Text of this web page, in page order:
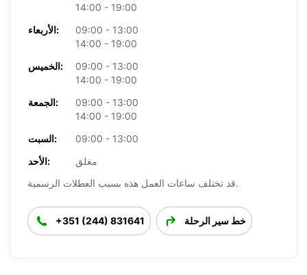
14:00 - 19:00
الأربعاء:
09:00 - 13:00
14:00 - 19:00
الخميس:
09:00 - 13:00
14:00 - 19:00
الجمعة:
09:00 - 13:00
14:00 - 19:00
السبت:
09:00 - 13:00
الأحد:
مغلق
قد تختلف ساعات العمل هذه بسبب العطلات الرسمية.
+351 (244) 831641 خط سير الرحلة